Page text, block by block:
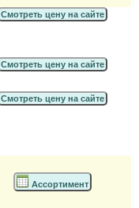
Смотреть цену на сайте
Смотреть цену на сайте
Смотреть цену на сайте
Ассортимент